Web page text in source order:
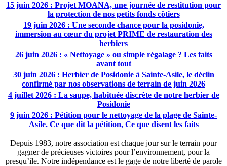
15 juin 2026 : Projet MOANA, une journée de restitution pour
la protection de nos petits fonds côtiers
19 juin 2026 : Une seconde chance pour la posidonie,
immersion au cœur du projet PRIME de restauration des
herbiers
26 juin 2026 : « Nettoyage » ou simple régalage ? Les faits
avant tout
30 juin 2026 : Herbier de Posidonie à Sainte-Asile, le déclin
confirmé par nos observations de terrain de juin 2026
4 juillet 2026 : La saupe, habituée discrète de notre herbier de
Posidonie
9 juin 2026 : Pétition pour le nettoyage de la plage de Sainte-
Asile. Ce que dit la pétition, Ce que disent les faits
Depuis 1983, notre association est chaque jour sur le terrain pour
gagner de précieuses victoires pour l’environnement, pour la
presqu’ile. Notre indépendance est le gage de notre liberté de parole